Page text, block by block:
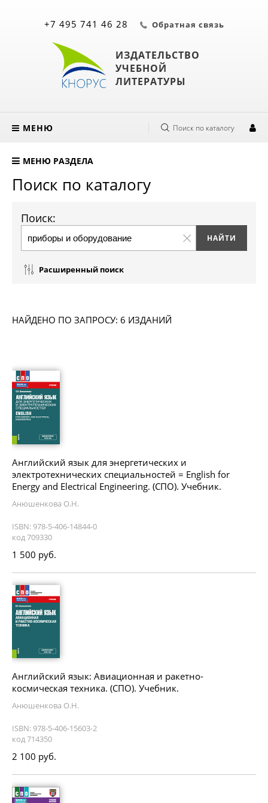
ИЗДАТЕЛЬСТВО
УЧЕБНОЙ
ЛИТЕРАТУРЫ
+7 495 741 46 28 Обратная связь
МЕНЮ Поиск по каталогу
МЕНЮ РАЗДЕЛА
Поиск по каталогу
Поиск:
Расширенный поиск
НАЙДЕНО ПО ЗАПРОСУ: 6 ИЗДАНИЙ
Английский язык для энергетических и
электротехнических специальностей = English for
Energy and Electrical Engineering. (СПО). Учебник.
Анюшенкова О.Н.
ISBN: 978-5-406-14844-0
код 709330
1 500 руб.
Английский язык: Авиационная и ракетно-
космическая техника. (СПО). Учебник.
Анюшенкова О.Н.
ISBN: 978-5-406-15603-2
код 714350
2 100 руб.